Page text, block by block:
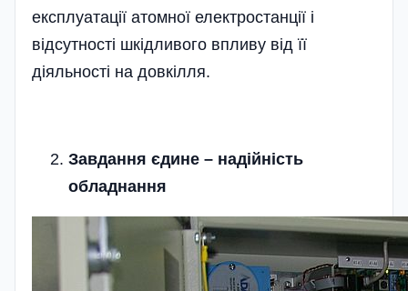
експлуатації атомної електростанції і
відсутності шкідливого впливу від її
діяльності на довкілля.
Завдання єдине – надійність
обладнання